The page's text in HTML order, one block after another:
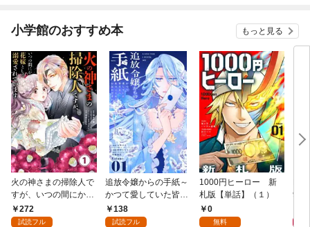
小学館のおすすめ本 もっと見る
火の神さまの掃除人で
すが、いつの間にか花
嫁として溺愛されてい
ます【単話】（１）
272
試読フル
追放令嬢からの手紙～
かつて愛していた皆さ
まへ 私のことなどお忘
れですか？～【単話】
138
試読フル
1000円ヒーロー 新
札版【単話】（１）
0
無料
9.5